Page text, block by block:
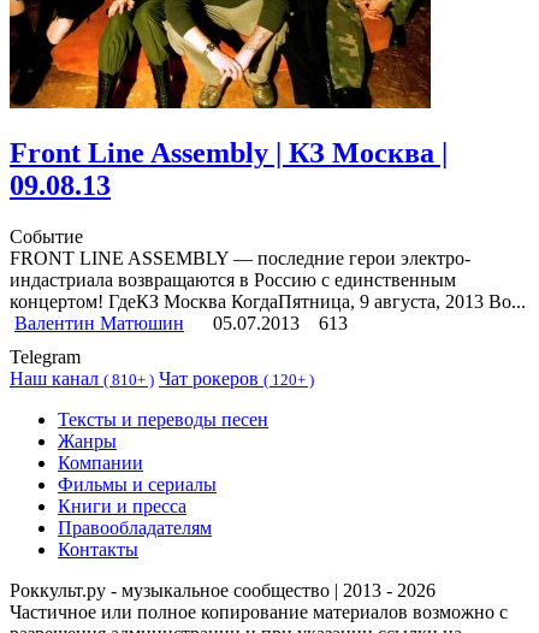
Front Line Assembly | КЗ Москва |
09.08.13
Событие
FRONT LINE ASSEMBLY — последние герои электро-
индастриала возвращаются в Россию с единственным
концертом! ГдеКЗ Москва КогдаПятница, 9 августа, 2013 Во...
Валентин Матюшин
05.07.2013
613
Telegram
Наш канал ( 810+ ) Чат рокеров ( 120+ )
Тексты и переводы песен
Жанры
Компании
Фильмы и сериалы
Книги и пресса
Правообладателям
Контакты
Роккульт.ру - музыкальное сообщество | 2013 - 2026
Частичное или полное копирование материалов возможно с